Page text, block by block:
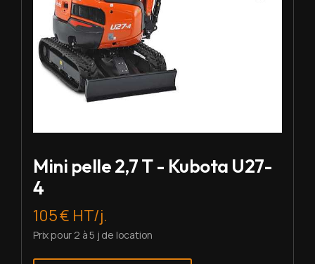
Mini pelle 2,7 T - Kubota U27-
4
105 € HT/j.
Prix pour 2 à 5 j de location